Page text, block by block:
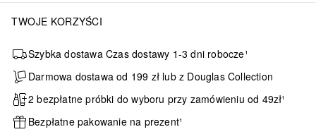
TWOJE KORZYŚCI
Szybka dostawa Czas dostawy 1-3 dni robocze¹
Darmowa dostawa od 199 zł lub z Douglas Collection
2 bezpłatne próbki do wyboru przy zamówieniu od 49zł¹
Bezpłatne pakowanie na prezent¹